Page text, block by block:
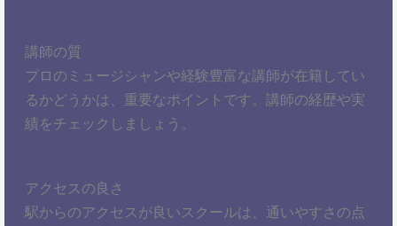
講師の質
プロのミュージシャンや経験豊富な講師が在籍してい
るかどうかは、重要なポイントです。講師の経歴や実
績をチェックしましょう。
アクセスの良さ
駅からのアクセスが良いスクールは、通いやすさの点